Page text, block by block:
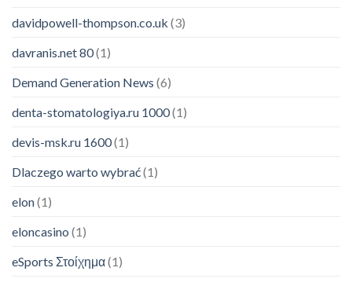
davidpowell-thompson.co.uk (3)
davranis.net 80(1)
Demand Generation News (6)
denta-stomatologiya.ru 1000(1)
devis-msk.ru 1600(1)
Dlaczego warto wybrać(1)
elon(1)
eloncasino (1)
eSports Στοίχημα(1)